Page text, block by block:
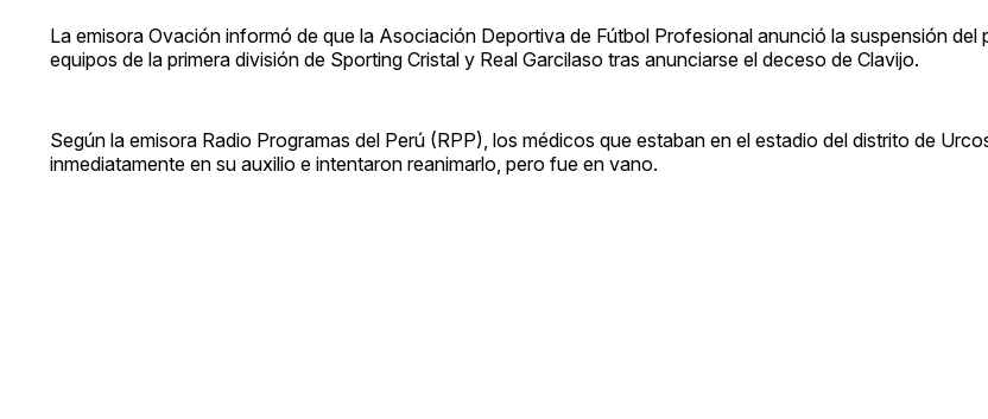
La emisora Ovación informó de que la Asociación Deportiva de Fútbol Profesional anunció la suspensión del
equipos de la primera división de Sporting Cristal y Real Garcilaso tras anunciarse el deceso de Clavijo.
Según la emisora Radio Programas del Perú (RPP), los médicos que estaban en el estadio del distrito de
inmediatamente en su auxilio e intentaron reanimarlo, pero fue en vano.